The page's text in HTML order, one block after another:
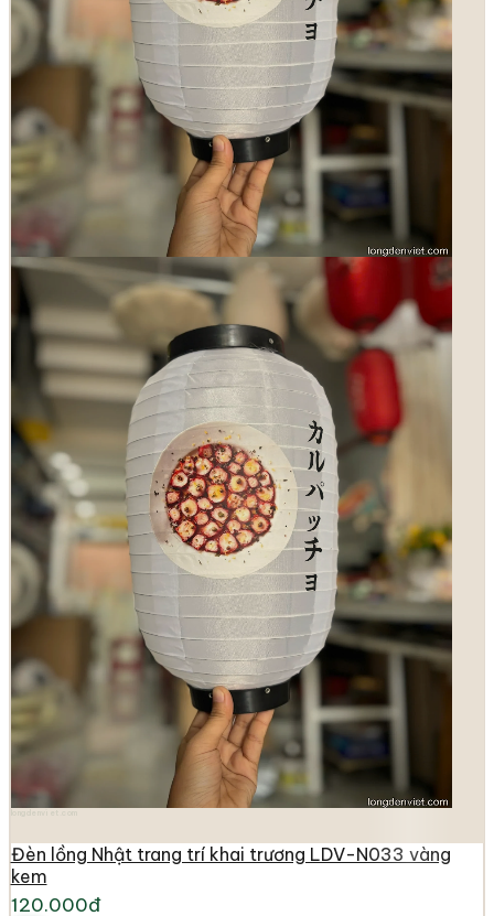
Đèn lồng Nhật trang trí khai trương LDV-N033 vàng
kem
120.000đ